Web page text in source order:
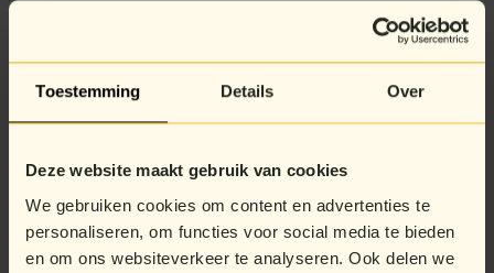
Toestemming Details Over
Deze website maakt gebruik van cookies
We gebruiken cookies om content en advertenties te
personaliseren, om functies voor social media te bieden
en om ons websiteverkeer te analyseren. Ook delen we